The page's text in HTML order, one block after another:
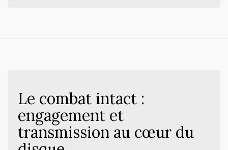
Le combat intact :
engagement et
transmission au cœur du